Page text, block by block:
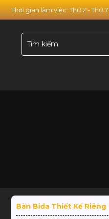
Thời gian làm việc: Thứ 2 - Thứ
Bàn Bida Thiết Kế Riêng